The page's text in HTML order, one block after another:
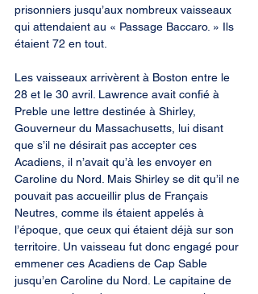
prisonniers jusqu’aux nombreux vaisseaux
qui attendaient au « Passage Baccaro. » Ils
étaient 72 en tout.
Les vaisseaux arrivèrent à Boston entre le
28 et le 30 avril. Lawrence avait confié à
Preble une lettre destinée à Shirley,
Gouverneur du Massachusetts, lui disant
que s’il ne désirait pas accepter ces
Acadiens, il n’avait qu’à les envoyer en
Caroline du Nord. Mais Shirley se dit qu’il ne
pouvait pas accueillir plus de Français
Neutres, comme ils étaient appelés à
l’époque, que ceux qui étaient déjà sur son
territoire. Un vaisseau fut donc engagé pour
emmener ces Acadiens de Cap Sable
jusqu’en Caroline du Nord. Le capitaine de